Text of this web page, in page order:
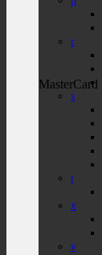
MasterCard
r
s
t
x
v